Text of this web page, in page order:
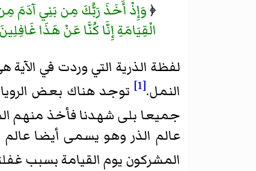
﴿وَإِذْ أَخَذَ رَبُّكَ مِن بَنِي آدَمَ
الْقِيَامَةِ إِنَّا كُنَّا عَنْ هَذَا
لفظة الذرية التي وردت في
النمل.[1] توجد هناك بعض
جميعا بلی شهدنا فأخذ منهم
عالم الذر وهو يسمى أيضا عالم
المشركون يوم القيامة بسبب